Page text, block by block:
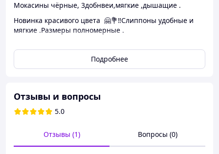
Мокасины чёрные, 3добнвеи,мягкие ,дышащие .
Новинка красивого цвета 🤗💐‼Слиппоны удобные и
мягкие .Размеры полномерные .
Размеры 36 37(24) 38(24.5) 40(25.5) 41(26-26.2)
👣Приходите за обновочками🤗
🏬 Магазин шоурум в г.Днепр,ул.Глинки
🟨Отправка почтой по всей Украине🇺🇦🇺🇦🇺🇦
🟣Есть наложенный платеж с минимальной
Подробнее
Отзывы и вопросы
5.0
Отзывы (1) Вопросы (0)